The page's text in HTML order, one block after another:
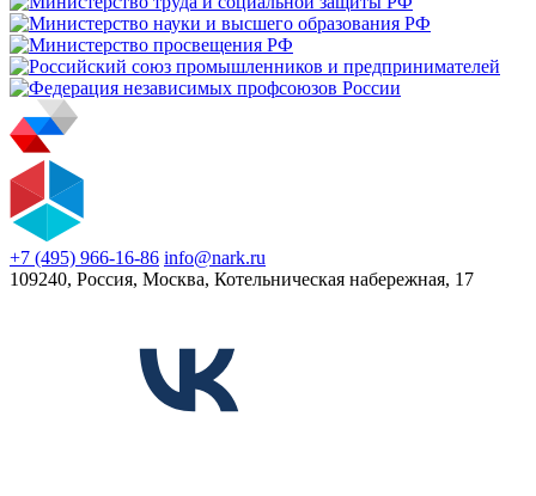
+7 (495) 966-16-86 info@nark.ru
109240, Россия, Москва, Котельническая набережная, 17